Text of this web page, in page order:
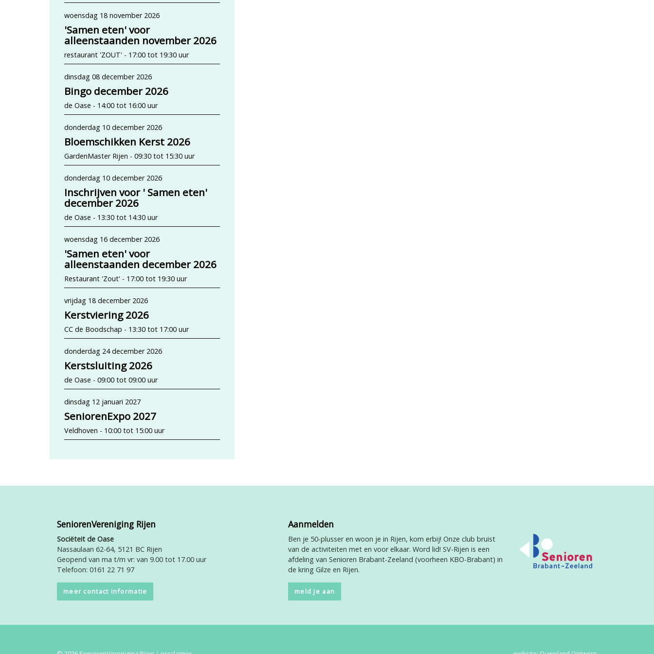
woensdag 18 november 2026
'Samen eten' voor
alleenstaanden november 2026
restaurant 'ZOUT' - 17:00 tot 19:30 uur
dinsdag 08 december 2026
Bingo december 2026
de Oase - 14:00 tot 16:00 uur
donderdag 10 december 2026
Bloemschikken Kerst 2026
GardenMaster Rijen - 09:30 tot 15:30 uur
donderdag 10 december 2026
Inschrijven voor ' Samen eten'
december 2026
de Oase - 13:30 tot 14:30 uur
woensdag 16 december 2026
'Samen eten' voor
alleenstaanden december 2026
Restaurant 'Zout' - 17:00 tot 19:30 uur
vrijdag 18 december 2026
Kerstviering 2026
CC de Boodschap - 13:30 tot 17:00 uur
donderdag 24 december 2026
Kerstsluiting 2026
de Oase - 09:00 tot 09:00 uur
dinsdag 12 januari 2027
SeniorenExpo 2027
Veldhoven - 10:00 tot 15:00 uur
SeniorenVereniging Rijen
Sociëteit de Oase
Nassaulaan 62-64, 5121 BC Rijen
Geopend van ma t/m vr: van 9.00 tot 17.00 uur
Telefoon: 0161 22 71 97
meer contact informatie
Aanmelden
Ben je 50-plusser en woon je in Rijen, kom erbij! Onze club bruist
van de activiteiten met en voor elkaar. Word lid! SV-Rijen is een
afdeling van Senioren Brabant-Zeeland (voorheen KBO-Brabant) in
de kring Gilze en Rijen.
meld je aan